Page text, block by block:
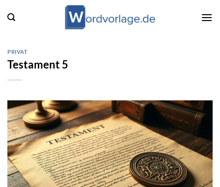
Inhalt
PRIVAT
Testament 5